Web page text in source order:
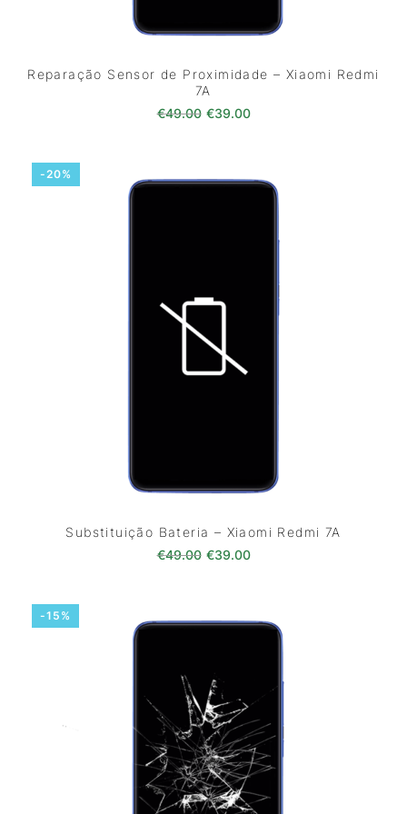
Reparação Sensor de Proximidade – Xiaomi Redmi
7A
€49.00 O preço original era: €49.00.
€39.00O preço atual é:
-20%
Substituição Bateria – Xiaomi Redmi 7A
€49.00 O preço original era: €49.00.
€39.00O preço atual é:
-15%